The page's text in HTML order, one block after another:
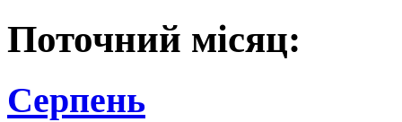
Поточний місяц:
Серпень